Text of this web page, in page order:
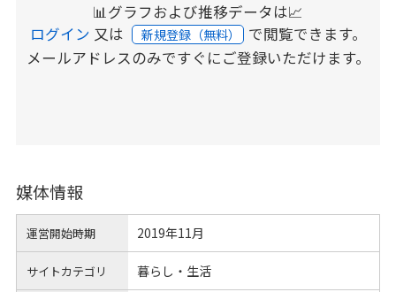
📊グラフおよび推移データは📈
ログイン 又は 新規登録（無料） で閲覧できます。
メールアドレスのみですぐにご登録いただけます。
媒体情報
運営開始時期 2019年11月
サイトカテゴリ 暮らし・生活